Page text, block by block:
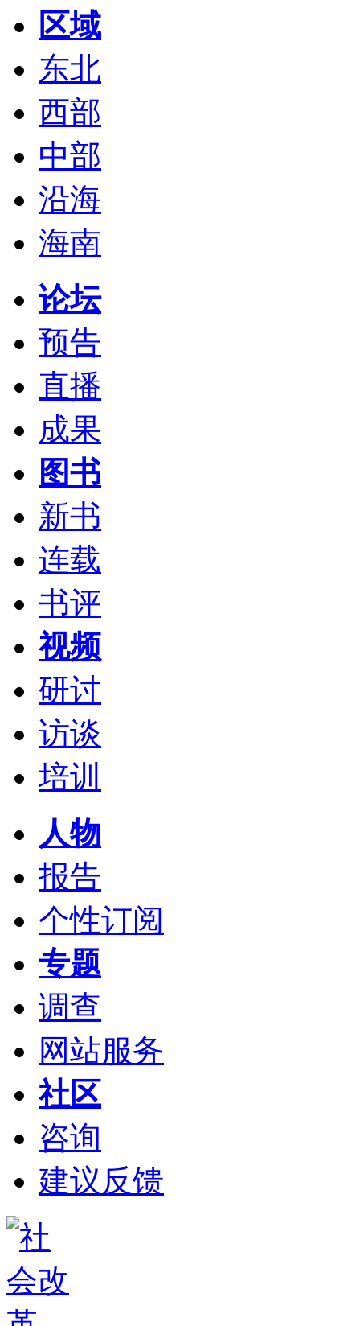
区域
东北
西部
中部
沿海
海南
论坛
预告
直播
成果
图书
新书
连载
书评
视频
研讨
访谈
培训
人物
报告
个性订阅
专题
调查
网站服务
社区
咨询
建议反馈